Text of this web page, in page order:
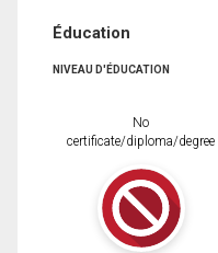
Éducation
NIVEAU D'ÉDUCATION
No
certificate/diploma/degree